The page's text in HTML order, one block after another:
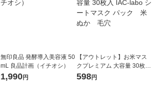
無印良品 発酵導入美容液 50
mL 良品計画（イチオシ）
1,990円
【アウトレット】お米マス
クプレミアム 大容量 30枚入
IAC-labo シートマスク パッ
598円